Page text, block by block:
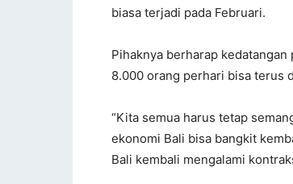
biasa terjadi pada Februari.
Pihaknya berharap
8.000 orang perhari bisa terus
“Kita semua harus tetap
ekonomi Bali bisa bangkit
Bali kembali mengalami